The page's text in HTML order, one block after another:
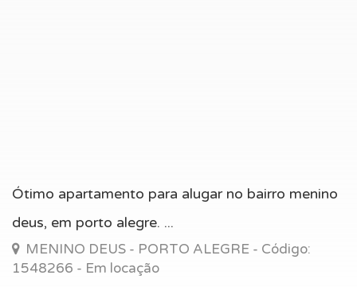
Ótimo apartamento para alugar no bairro menino
deus, em porto alegre. ...
MENINO DEUS - PORTO ALEGRE - Código:
1548266 - Em locação